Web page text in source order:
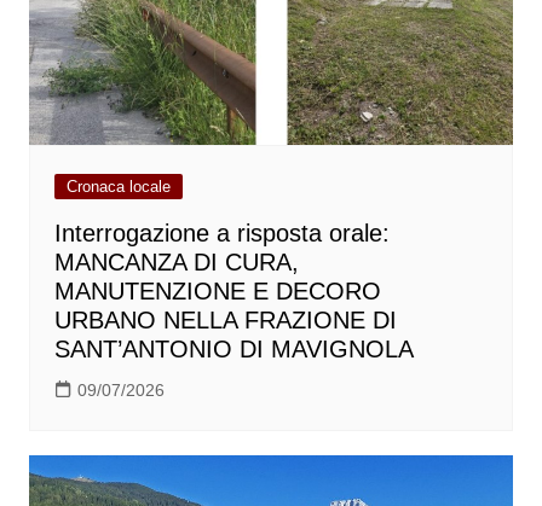
Cronaca locale
Interrogazione a risposta orale:
MANCANZA DI CURA,
MANUTENZIONE E DECORO
URBANO NELLA FRAZIONE DI
SANT’ANTONIO DI MAVIGNOLA
09/07/2026